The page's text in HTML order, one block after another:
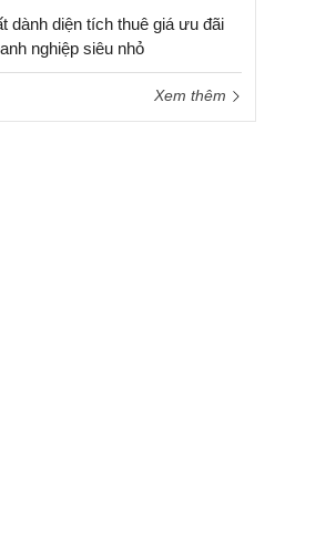
dành diện tích thuê giá ưu đãi
nghiệp siêu nhỏ
Xem thêm